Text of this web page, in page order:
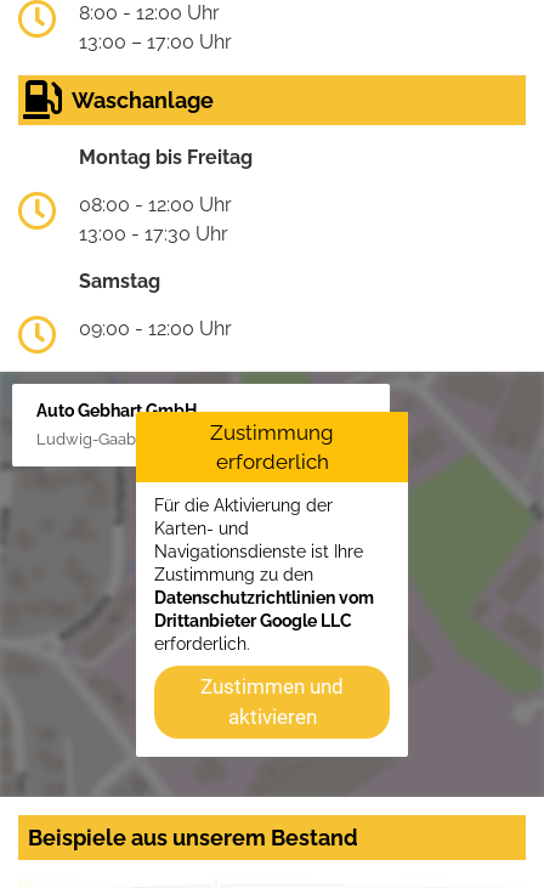
8:00 - 12:00 Uhr
13:00 – 17:00 Uhr
Waschanlage
Montag bis Freitag
08:00 - 12:00 Uhr
13:00 - 17:30 Uhr
Samstag
09:00 - 12:00 Uhr
Auto Gebhart GmbH
Ludwig-Gaab-Str. 4, 88427 Bad Schussenried
Zustimmung
erforderlich
Für die Aktivierung der
Karten- und
Navigationsdienste ist Ihre
Zustimmung zu den
Datenschutzrichtlinien vom
Drittanbieter Google LLC
erforderlich.
Zustimmen und
aktivieren
Beispiele aus unserem Bestand